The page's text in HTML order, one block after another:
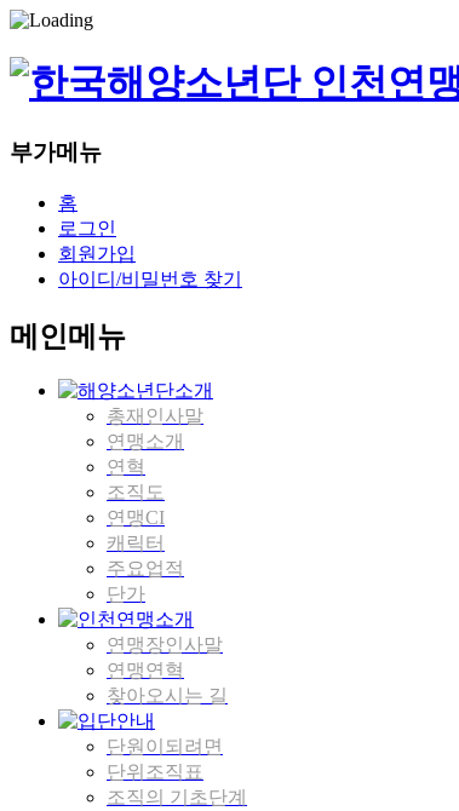
부가메뉴
홈
로그인
회원가입
아이디/비밀번호 찾기
메인메뉴
총재인사말
연맹소개
연혁
조직도
연맹CI
캐릭터
주요업적
단가
연맹장인사말
연맹연혁
찾아오시는 길
단원이되려면
단위조직표
조직의 기초단계